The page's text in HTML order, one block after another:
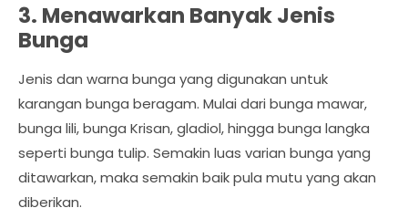
3. Menawarkan Banyak Jenis
Bunga
Jenis dan warna bunga yang digunakan untuk
karangan bunga beragam. Mulai dari bunga mawar,
bunga lili, bunga Krisan, gladiol, hingga bunga langka
seperti bunga tulip. Semakin luas varian bunga yang
ditawarkan, maka semakin baik pula mutu yang akan
diberikan.